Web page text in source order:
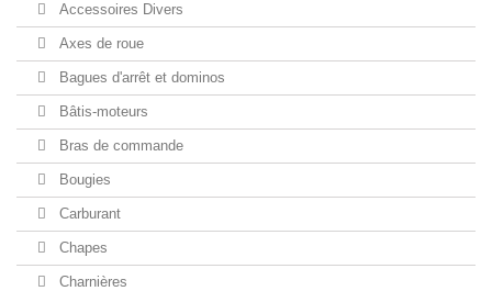
Accessoires Divers
Axes de roue
Bagues d'arrêt et dominos
Bâtis-moteurs
Bras de commande
Bougies
Carburant
Chapes
Charnières